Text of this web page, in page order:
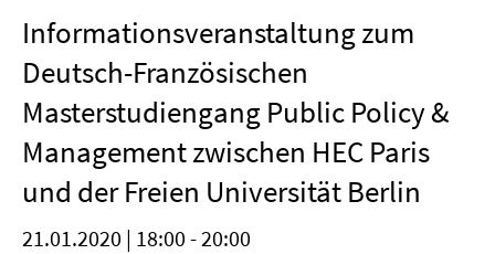
Informationsveranstaltung zum
Deutsch-Französischen
Masterstudiengang Public Policy &
Management zwischen HEC Paris
und der Freien Universität Berlin
21.01.2020 | 18:00 - 20:00